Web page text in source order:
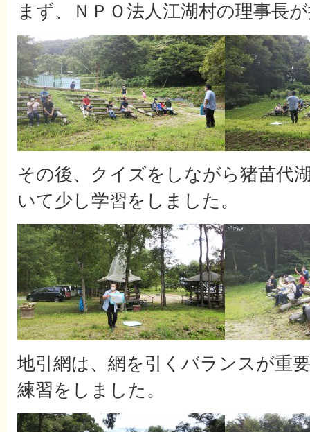
まず、ＮＰＯ法人江湖村の理事長
その後、クイズをしながら猪苗代
いて少し学習をしました。
地引網は、網を引くバランスが重
練習をしました。